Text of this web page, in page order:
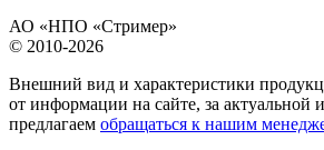
АО «НПО «Стример»
© 2010-2026
Внешний вид и характеристики
от информации на сайте, за актуальной
предлагаем обращаться к нашим